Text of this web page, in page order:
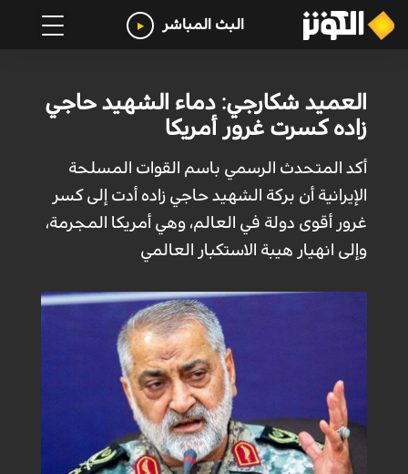
البث المباشر
العميد شكارجي: دماء الشهيد حاجي
زاده كسرت غرور أمريكا
أكد المتحدث الرسمي باسم القوات المسلحة
الإيرانية أن بركة الشهيد حاجي زاده أدت إلى كسر
غرور أقوى دولة في العالم، وهي أمريكا المجرمة،
وإلى انهيار هيبة الاستكبار العالمي